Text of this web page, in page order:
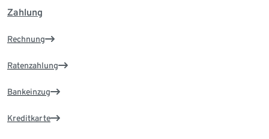
Zahlung
Rechnung
Ratenzahlung
Bankeinzug
Kreditkarte